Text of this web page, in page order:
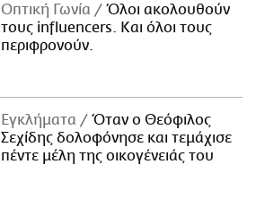
Οπτική Γωνία
Όλοι ακολουθούν
τους influencers. Και όλοι τους
περιφρονούν.
Εγκλήματα
Όταν ο Θεόφιλος
Σεχίδης δολοφόνησε και τεμάχισε
πέντε μέλη της οικογένειάς του